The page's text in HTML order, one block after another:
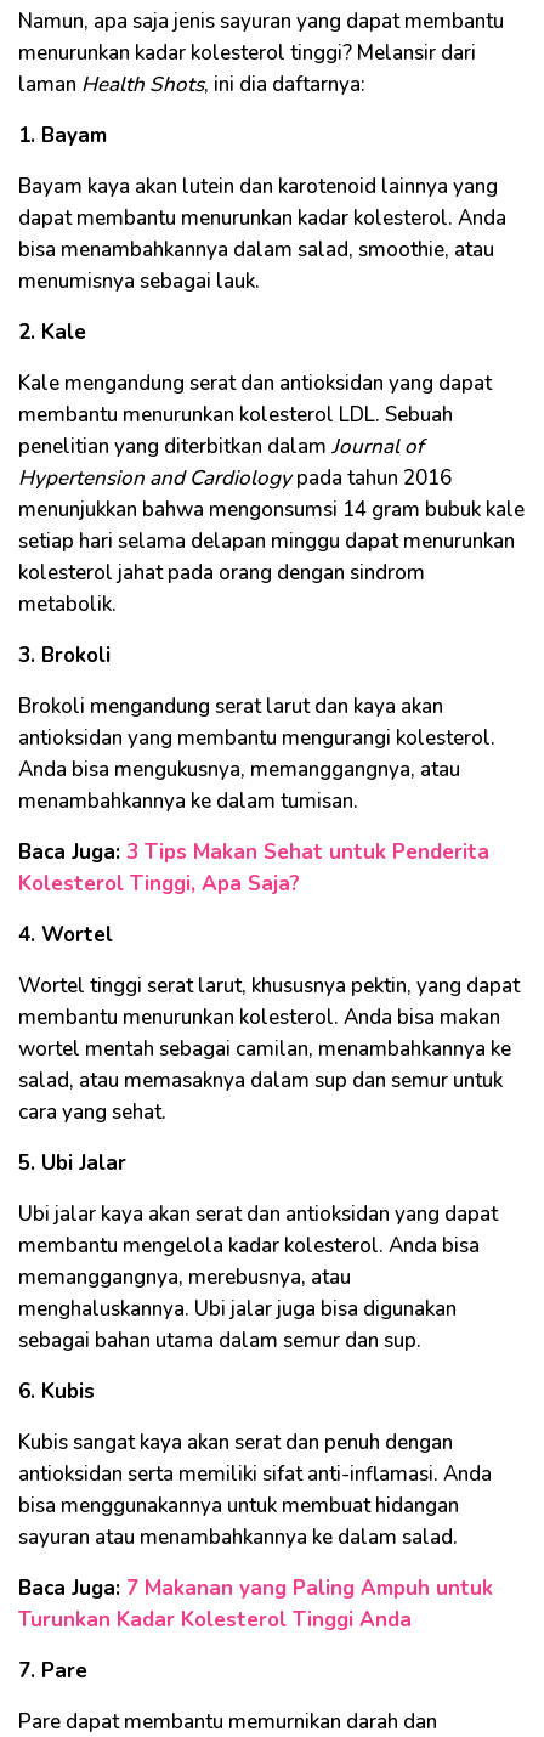
Namun, apa saja jenis sayuran yang dapat membantu
menurunkan kadar kolesterol tinggi? Melansir dari
laman Health Shots, ini dia daftarnya:
1. Bayam
Bayam kaya akan lutein dan karotenoid lainnya yang
dapat membantu menurunkan kadar kolesterol. Anda
bisa menambahkannya dalam salad, smoothie, atau
menumisnya sebagai lauk.
2. Kale
Kale mengandung serat dan antioksidan yang dapat
membantu menurunkan kolesterol LDL. Sebuah
penelitian yang diterbitkan dalam Journal of
Hypertension and Cardiologypada tahun 2016
menunjukkan bahwa mengonsumsi 14 gram bubuk kale
setiap hari selama delapan minggu dapat menurunkan
kolesterol jahat pada orang dengan sindrom
metabolik.
3. Brokoli
Brokoli mengandung serat larut dan kaya akan
antioksidan yang membantu mengurangi kolesterol.
Anda bisa mengukusnya, memanggangnya, atau
menambahkannya ke dalam tumisan.
Baca Juga: 3 Tips Makan Sehat untuk Penderita
Kolesterol Tinggi, Apa Saja?
4. Wortel
Wortel tinggi serat larut, khususnya pektin, yang dapat
membantu menurunkan kolesterol. Anda bisa makan
wortel mentah sebagai camilan, menambahkannya ke
salad, atau memasaknya dalam sup dan semur untuk
cara yang sehat.
5. Ubi Jalar
Ubi jalar kaya akan serat dan antioksidan yang dapat
membantu mengelola kadar kolesterol. Anda bisa
memanggangnya, merebusnya, atau
menghaluskannya. Ubi jalar juga bisa digunakan
sebagai bahan utama dalam semur dan sup.
6. Kubis
Kubis sangat kaya akan serat dan penuh dengan
antioksidan serta memiliki sifat anti-inflamasi. Anda
bisa menggunakannya untuk membuat hidangan
sayuran atau menambahkannya ke dalam salad.
Baca Juga: 7 Makanan yang Paling Ampuh untuk
Turunkan Kadar Kolesterol Tinggi Anda
7. Pare
Pare dapat membantu memurnikan darah dan